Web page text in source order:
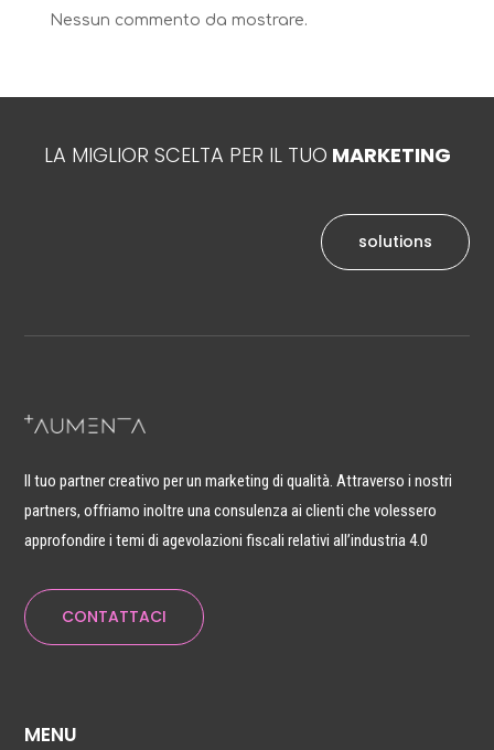
Nessun commento da mostrare.
LA MIGLIOR SCELTA PER IL TUO MARKETING
solutions
Il tuo partner creativo per un marketing di qualità. Attraverso i nostri
partners, offriamo inoltre una consulenza ai clienti che volessero
approfondire i temi di agevolazioni fiscali relativi all’industria 4.0
CONTATTACI
MENU